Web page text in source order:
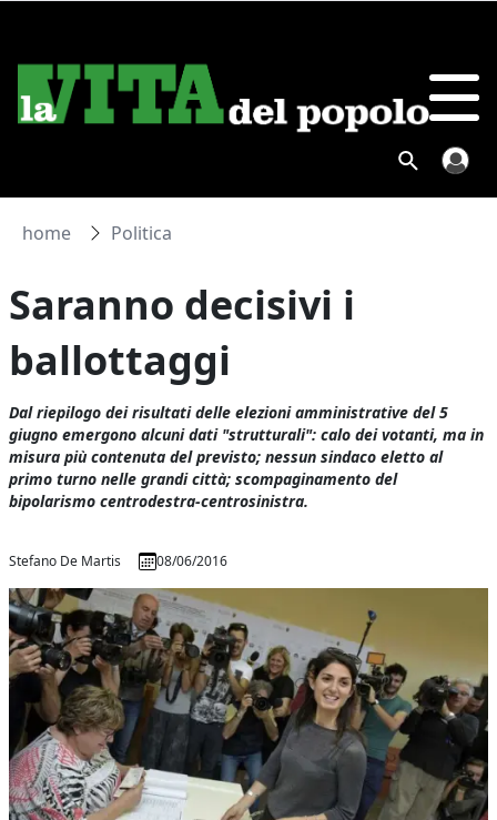
home Politica
Saranno decisivi i
ballottaggi
Dal riepilogo dei risultati delle elezioni amministrative del 5
giugno emergono alcuni dati "strutturali": calo dei votanti, ma in
misura più contenuta del previsto; nessun sindaco eletto al
primo turno nelle grandi città; scompaginamento del
bipolarismo centrodestra-centrosinistra.
Stefano De Martis 08/06/2016